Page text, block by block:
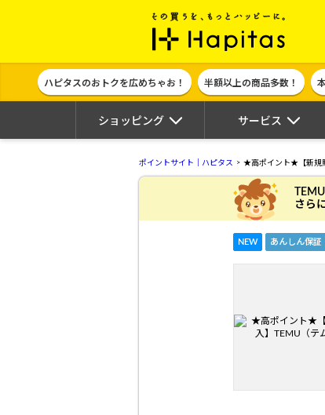
ポイン
ハピタスのおトクを広めちゃお！ 半額以上の商品多数！
ショッピング サービス
ポイントサイト｜ハピタス ★高ポイント★【新規
さら
NEW あんしん保証